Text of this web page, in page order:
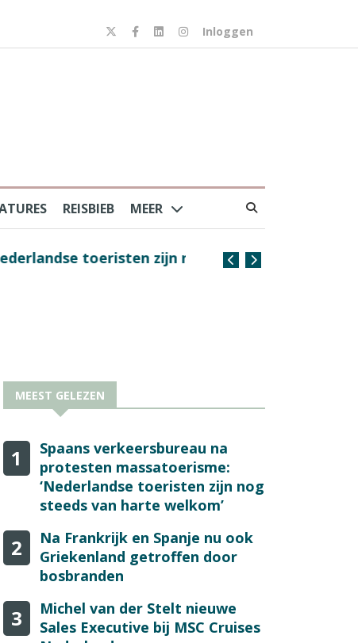
Inloggen
REISBIEB MEER
zijn nog steeds
Na Frankrijk en
MEEST GELEZEN
1
Spaans verkeersbureau na
protesten massatoerisme:
‘Nederlandse toeristen zijn nog
steeds van harte welkom’
2
Na Frankrijk en Spanje nu ook
Griekenland getroffen door
bosbranden
3
Michel van der Stelt nieuwe
Sales Executive bij MSC Cruises